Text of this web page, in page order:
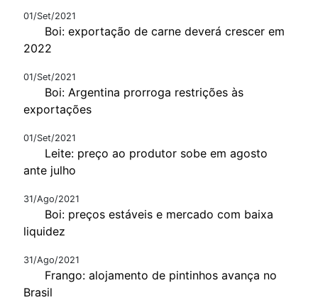
01/Set/2021
Boi: exportação de carne deverá crescer em
2022
01/Set/2021
Boi: Argentina prorroga restrições às
exportações
01/Set/2021
Leite: preço ao produtor sobe em agosto
ante julho
31/Ago/2021
Boi: preços estáveis e mercado com baixa
liquidez
31/Ago/2021
Frango: alojamento de pintinhos avança no
Brasil